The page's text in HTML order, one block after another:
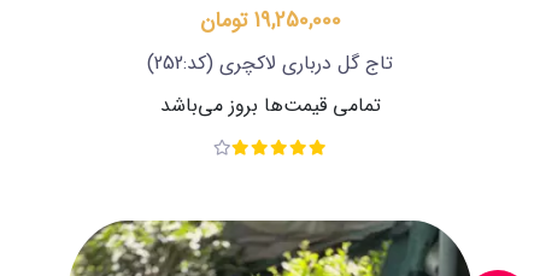
19,250,000 تومان
تاج گل درباری لاکچری (کد:252)
تمامی قیمت‌ها بروز می‌باشد